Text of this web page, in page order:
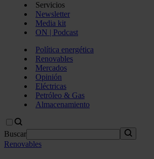
Servicios
Newsletter
Media kit
ON | Podcast
Política energética
Renovables
Mercados
Opinión
Eléctricas
Petróleo & Gas
Almacenamiento
Buscar
Renovables